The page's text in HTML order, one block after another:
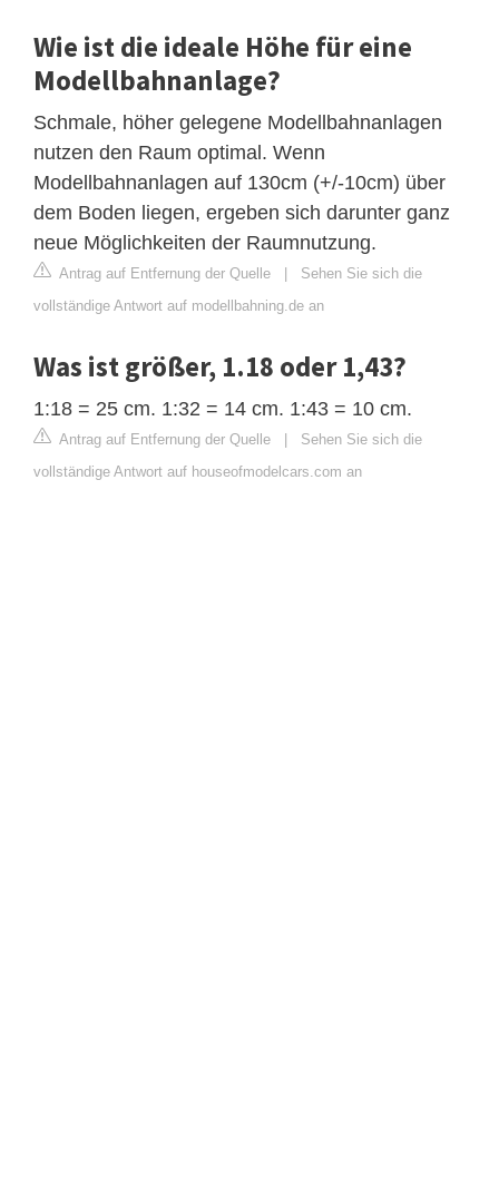
Wie ist die ideale Höhe für eine
Modellbahnanlage?
Schmale, höher gelegene Modellbahnanlagen
nutzen den Raum optimal. Wenn
Modellbahnanlagen auf 130cm (+/-10cm) über
dem Boden liegen, ergeben sich darunter ganz
neue Möglichkeiten der Raumnutzung.
Antrag auf Entfernung der Quelle | Sehen Sie sich die
vollständige Antwort auf modellbahning.de an
Was ist größer, 1.18 oder 1,43?
1:18 = 25 cm. 1:32 = 14 cm. 1:43 = 10 cm.
Antrag auf Entfernung der Quelle | Sehen Sie sich die
vollständige Antwort auf houseofmodelcars.com an